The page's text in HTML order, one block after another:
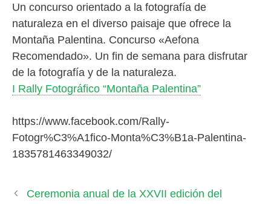
Un concurso orientado a la fotografía de
naturaleza en el diverso paisaje que ofrece la
Montaña Palentina. Concurso «Aefona
Recomendado». Un fin de semana para disfrutar
de la fotografía y de la naturaleza.
I Rally Fotográfico “Montaña Palentina”
https://www.facebook.com/Rally-
Fotogr%C3%A1fico-Monta%C3%B1a-Palentina-
1835781463349032/
Ceremonia anual de la XXVII edición del